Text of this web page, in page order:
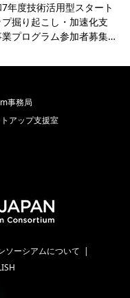
年度技術活用型スタート
プ掘り起こし・加速化支
プログラム参加者募集…
事務局
アップ支援室
ソーシアムについて